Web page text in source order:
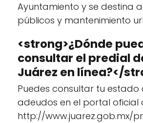
Ayuntamiento y se destina
públicos y mantenimiento
<strong>¿Dónde
consultar el predial
Juárez en línea?</
Puedes consultar tu estado
adeudos en el portal oficial
http://www.juarez.gob.mx/